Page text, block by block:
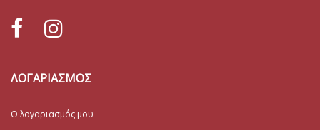
ΛΟΓΑΡΙΑΣΜΟΣ
Ο λογαριασμός μου